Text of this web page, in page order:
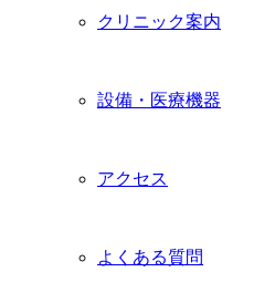
クリニック案内
設備・医療機器
アクセス
よくある質問